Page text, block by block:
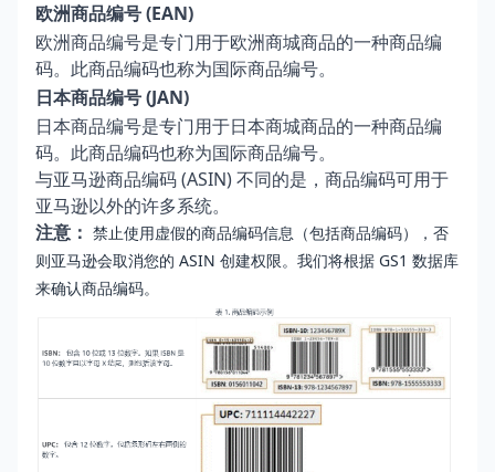
欧洲商品编号 (EAN)
欧洲商品编号是专门用于欧洲商城商品的一种商品编
码。此商品编码也称为国际商品编号。
日本商品编号 (JAN)
日本商品编号是专门用于日本商城商品的一种商品编
码。此商品编码也称为国际商品编号。
与亚马逊商品编码 (ASIN) 不同的是，商品编码可用于
亚马逊以外的许多系统。
注意： 禁止使用虚假的商品编码信息（包括商品编码），否
则亚马逊会取消您的 ASIN 创建权限。我们将根据 GS1 数据库
来确认商品编码。